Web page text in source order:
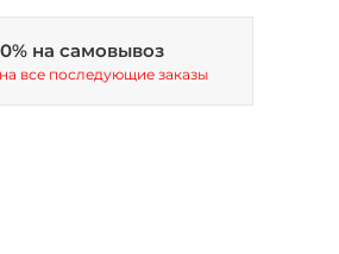
на самовывоз
все последующие заказы